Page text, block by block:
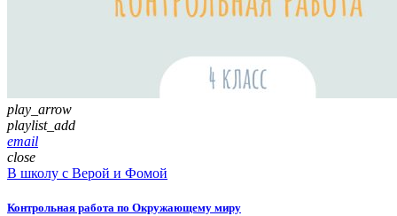
play_arrow
playlist_add
email
close
В школу с Верой и Фомой
Контрольная работа по Окружающему миру